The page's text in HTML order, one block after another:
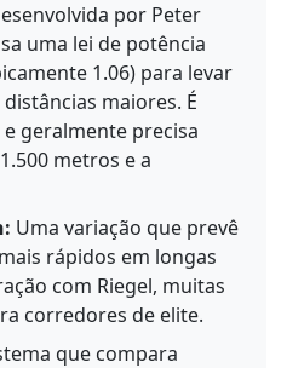
por Peter
uma lei de potência
1.06) para levar
maiores. É
geralmente precisa
metros e a
Uma variação que prevê
rápidos em longas
com Riegel, muitas
corredores de elite.
que compara